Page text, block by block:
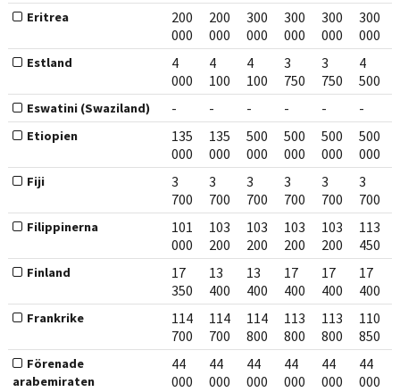
Eritrea
200
000
200
000
300
000
300
000
300
000
300
000
Estland
4
000
4
100
4
100
3
750
3
750
4
500
Eswatini (Swaziland) - - - - - -
Etiopien
135
000
135
000
500
000
500
000
500
000
500
000
Fiji
3
700
3
700
3
700
3
700
3
700
3
700
Filippinerna
101
000
103
200
103
200
103
200
103
200
113
450
Finland
17
350
13
400
13
400
17
400
17
400
17
400
Frankrike
114
700
114
700
114
800
113
800
113
800
110
850
Förenade
arabemiraten
44
000
44
000
44
000
44
000
44
000
44
000